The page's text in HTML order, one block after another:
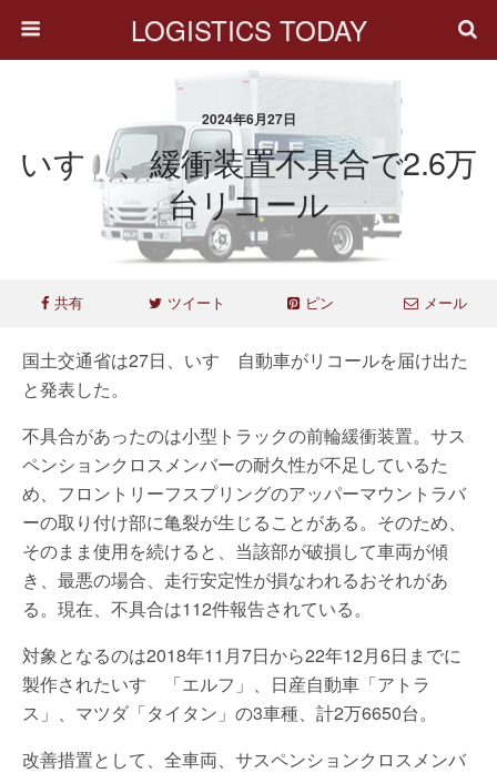
LOGISTICS TODAY
2024年6月27日
いすゞ、緩衝装置不具合で2.6万
台リコール
共有 ツイート ピン メール
国土交通省は27日、いすゞ自動車がリコールを届け出た
と発表した。
不具合があったのは小型トラックの前輪緩衝装置。サス
ペンションクロスメンバーの耐久性が不足しているた
め、フロントリーフスプリングのアッパーマウントラバ
ーの取り付け部に亀裂が生じることがある。そのため、
そのまま使用を続けると、当該部が破損して車両が傾
き、最悪の場合、走行安定性が損なわれるおそれがあ
る。現在、不具合は112件報告されている。
対象となるのは2018年11月7日から22年12月6日までに
製作されたいすゞ「エルフ」、日産自動車「アトラ
ス」、マツダ「タイタン」の3車種、計2万6650台。
改善措置として、全車両、サスペンションクロスメンバ